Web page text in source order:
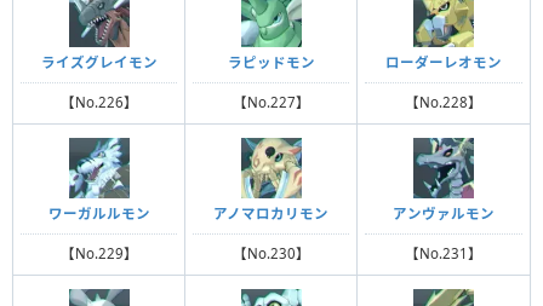
ライズグレイモン
【No.226】
ラピッドモン
【No.227】
ローダーレオモン
【No.228】
ワーガルルモン
【No.229】
アノマロカリモン
【No.230】
アンヴァルモン
【No.231】